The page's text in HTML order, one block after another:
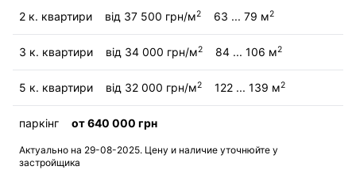
2 к. квартири від 37 500 грн/м2 63 ... 79 м2
3 к. квартири від 34 000 грн/м2 84 ... 106 м2
5 к. квартири від 32 000 грн/м2 122 ... 139 м2
паркінг от 640 000 грн
Актуально на 29-08-2025. Цену и наличие уточнюйте у
застройщика